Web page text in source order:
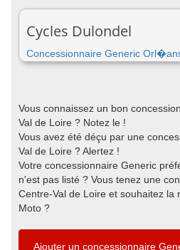
Cycles Dulondel
Concessionnaire Generic
Vous connaissez un bon
Val de Loire ? Notez le !
Vous avez été déçu par une
Val de Loire ? Alertez !
Votre concessionnaire Generic
n'est pas listé ? Vous tenez une
Centre-Val de Loire et souhaitez la
Moto ?
Ajouter un concessionnaire